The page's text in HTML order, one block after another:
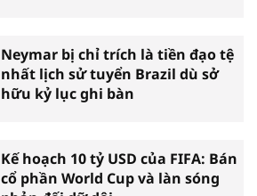
Neymar bị chỉ trích là tiền đạo tệ
nhất lịch sử tuyển Brazil dù sở
hữu kỷ lục ghi bàn
Kế hoạch 10 tỷ USD của FIFA: Bán
cổ phần World Cup và làn sóng